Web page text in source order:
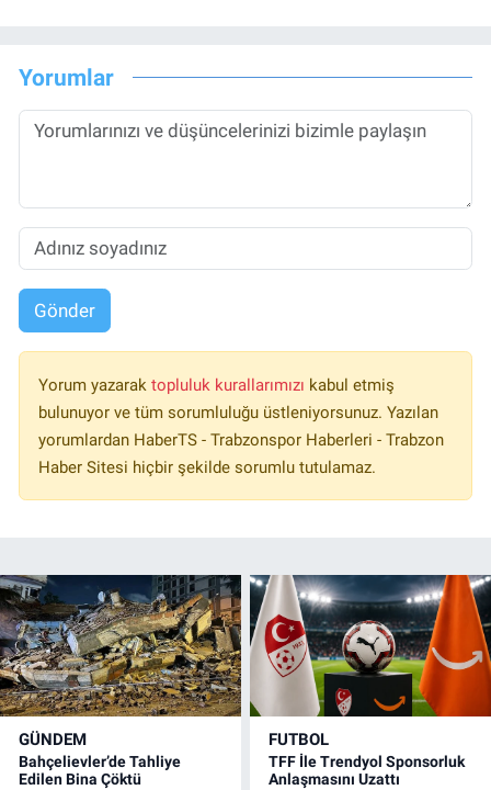
Yorumlar
Gönder
Yorum yazarak topluluk kurallarımızı kabul etmiş
bulunuyor ve tüm sorumluluğu üstleniyorsunuz. Yazılan
yorumlardan HaberTS - Trabzonspor Haberleri - Trabzon
Haber Sitesi hiçbir şekilde sorumlu tutulamaz.
GÜNDEM
Bahçelievler’de Tahliye
Edilen Bina Çöktü
FUTBOL
TFF İle Trendyol Sponsorluk
Anlaşmasını Uzattı